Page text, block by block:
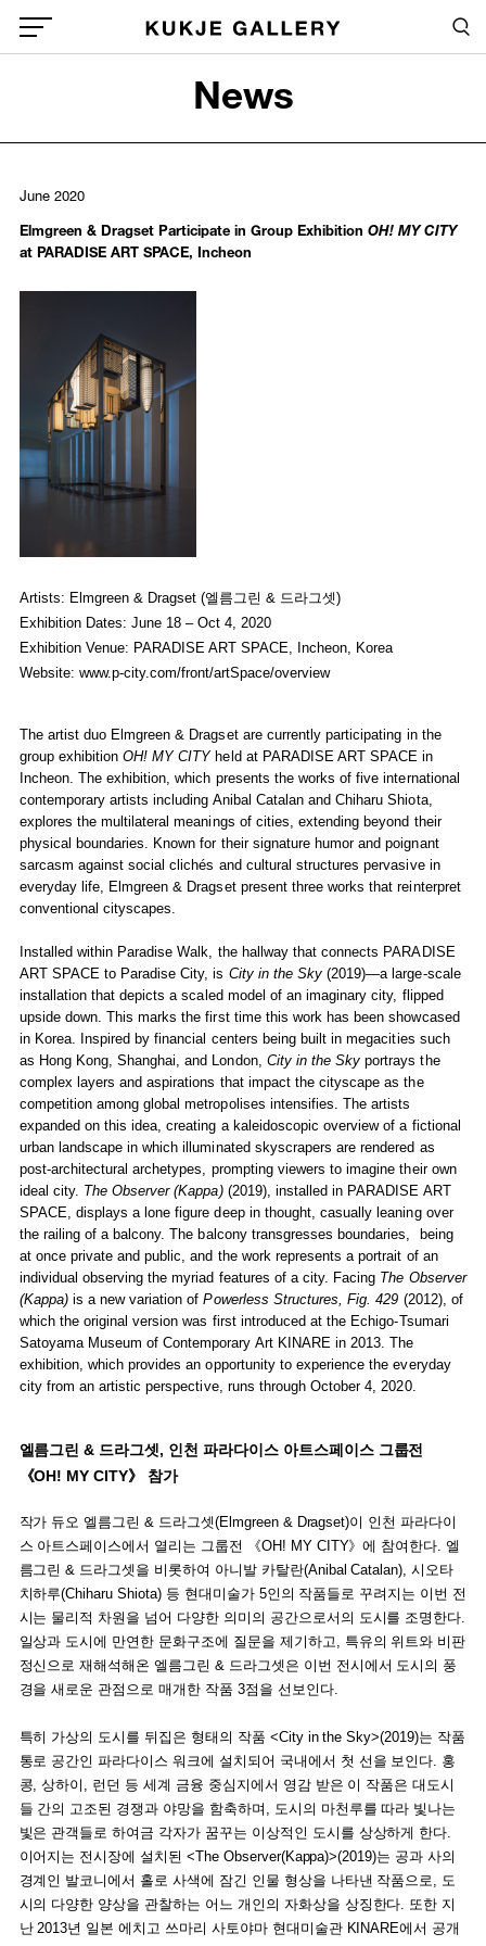
Skip to main content
Global Menu Open Button
News
June 2020
Elmgreen & Dragset Participate in Group Exhibition OH! MY CITY
at PARADISE ART SPACE, Incheon
/upload/news/71ac8dce2e8cc0ae357d96ed0a3032f4.jpg
Elmgreen & Dragset
June 18, 2020 - October 04, 2020
Elmgreen & Dragset,City in the Sky
Courtesy of the Artists, Kukje Gallery, Massimo De Carlo, and
Elmgreen & Dragset
June 18, 2020 - October 04, 2020
Elmgreen & Dragset,City in the Sky, 2019, stainless steel, steel,
Courtesy of the Artists, Kukje Gallery, Massimo De Carlo, and
Artists: Elmgreen & Dragset (엘름그린 & 드라그셋)
Exhibition Dates: June 18 – Oct 4, 2020
Exhibition Venue: PARADISE ART SPACE, Incheon, Korea
Website: www.p-city.com/front/artSpace/overview
The artist duo Elmgreen & Dragset are currently participating in the
group exhibitionOH! MY CITYheld at PARADISE ART SPACE in
Incheon. The exhibition, which presents the works of five international
contemporary artists including Anibal Catalan and Chiharu Shiota,
explores the multilateral meanings of cities, extending beyond their
physical boundaries. Known for their signature humor and poignant
sarcasm against social clichés and cultural structures pervasive in
everyday life, Elmgreen & Dragset present three works that reinterpret
conventional cityscapes.
Installed within Paradise Walk, the hallway that connects PARADISE
ART SPACE to Paradise City, is City in the Sky(2019)—a large-scale
installation that depicts a scaled model of an imaginary city, flipped
upside down. This marks the first time this work has been showcased
in Korea. Inspired by financial centers being built in megacities such
as Hong Kong, Shanghai, and London, City in the Sky portrays the
complex layers and aspirations that impact the cityscape as the
competition among global metropolises intensifies. The artists
expanded on this idea, creating a kaleidoscopic overview of a fictional
urban landscape in which illuminated skyscrapers are rendered as
post-architectural archetypes, prompting viewers to imagine their own
ideal city. The Observer (Kappa) (2019), installed in PARADISE ART
SPACE, displays a lone figure deep in thought, casually leaning over
the railing of a balcony. The balcony transgresses boundaries, being
at once private and public, and the work represents a portrait of an
individual observing the myriad features of a city. Facing The Observer
(Kappa) is a new variation ofPowerless Structures, Fig. 429 (2012), of
which the original version was first introduced at the Echigo-Tsumari
Satoyama Museum of Contemporary Art KINARE in 2013. The
exhibition, which provides an opportunity to experience the everyday
city from an artistic perspective, runs through October 4, 2020.
엘름그린 & 드라그셋, 인천 파라다이스 아트스페이스 그룹전
《OH! MY CITY》 참가
작가 듀오 엘름그린 & 드라그셋(Elmgreen & Dragset)이 인천 파라다이
스 아트스페이스에서 열리는 그룹전 《OH! MY CITY》에 참여한다. 엘
름그린 & 드라그셋을 비롯하여 아니발 카탈란(Anibal Catalan), 시오타
치하루(Chiharu Shiota) 등 현대미술가 5인의 작품들로 꾸려지는 이번 전
시는 물리적 차원을 넘어 다양한 의미의 공간으로서의 도시를 조명한다.
일상과 도시에 만연한 문화구조에 질문을 제기하고, 특유의 위트와 비판
정신으로 재해석해온 엘름그린 & 드라그셋은 이번 전시에서 도시의 풍
경을 새로운 관점으로 매개한 작품 3점을 선보인다.
특히 가상의 도시를 뒤집은 형태의 작품 <City in the Sky>(2019)는 작품
통로 공간인 파라다이스 워크에 설치되어 국내에서 첫 선을 보인다. 홍
콩, 상하이, 런던 등 세계 금융 중심지에서 영감 받은 이 작품은 대도시
들 간의 고조된 경쟁과 야망을 함축하며, 도시의 마천루를 따라 빛나는
빛은 관객들로 하여금 각자가 꿈꾸는 이상적인 도시를 상상하게 한다.
이어지는 전시장에 설치된 <The Observer(Kappa)>(2019)는 공과 사의
경계인 발코니에서 홀로 사색에 잠긴 인물 형상을 나타낸 작품으로, 도
시의 다양한 양상을 관찰하는 어느 개인의 자화상을 상징한다. 또한 지
난 2013년 일본 에치고 쓰마리 사토야마 현대미술관 KINARE에서 공개